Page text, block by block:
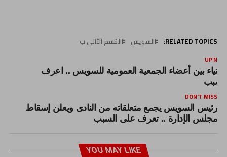
RELATED TOPICS: السويس القسم الثانى ب
UP
بين أعضاء الجمعية العمومية للسويس .. اعرف
DON'T MISS
رئيس السويس يجمع متعلقاته من النادى ويعلن إسقاط
مجلس الإدارة .. تعرف على السبب
YOU MAY LIKE